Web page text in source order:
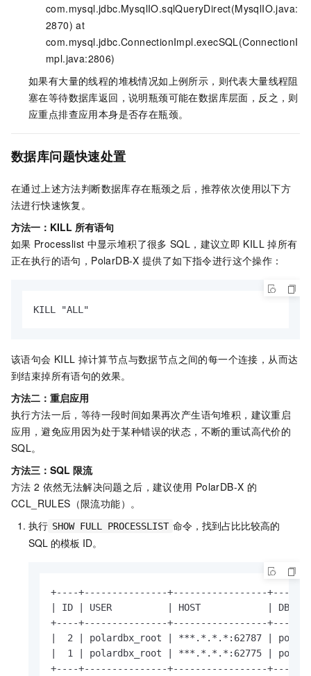
com.mysql.jdbc.MysqlIO.sqlQueryDirect(MysqlIO.java:
2870) at
com.mysql.jdbc.ConnectionImpl.execSQL(ConnectionI
mpl.java:2806)
如果有大量的线程的堆栈情况如上例所示，则代表大量线程阻
塞在等待数据库返回，说明瓶颈可能在数据库层面，反之，则
应重点排查应用本身是否存在瓶颈。
数据库问题快速处置
在通过上述方法判断数据库存在瓶颈之后，推荐依次使用以下方
法进行快速恢复。
方法一：KILL 所有语句
如果 Processlist 中显示堆积了很多 SQL，建议立即 KILL 掉所有
正在执行的语句， PolarDB-X 提供了如下指令进行这个操作：
KILL "ALL"
该语句会 KILL 掉计算节点与数据节点之间的每一个连接，从而达
到结束掉所有语句的效果。
方法二：重启应用
执行方法一后，等待一段时间如果再次产生语句堆积，建议重启
应用，避免应用因为处于某种错误的状态，不断的重试高代价的
SQL。
方法三：SQL 限流
方法 2 依然无法解决问题之后，建议使用 PolarDB-X 的
CCL_RULES（限流功能）。
执行 SHOW FULL PROCESSLIST 命令，找到占比比较高的
SQL 的模板 ID。
+----+---------------+-----------------
| ID | USER          | HOST            | DB
+----+---------------+-----------------
|  2 | polardbx_root | ***.*.*.*:62787 |
|  1 | polardbx_root | ***.*.*.*:62775 |
+----+---------------+-----------------